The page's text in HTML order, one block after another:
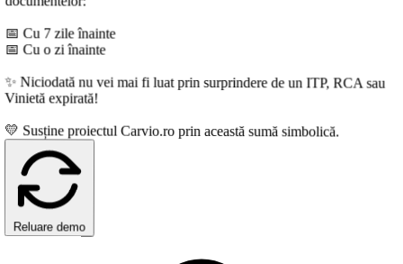
Cu o zi înainte
Niciodată nu vei mai fi luat prin surprindere de un ITP, RCA sau
expirată!
Susține proiectul Carvio.ro prin această sumă simbolică.
demo